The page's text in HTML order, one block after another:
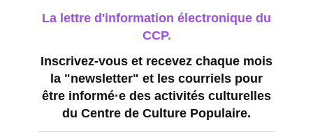
La lettre d'information électronique du
CCP.
Inscrivez-vous et recevez chaque mois
la "newsletter" et les courriels pour
être informé·e des activités culturelles
du Centre de Culture Populaire.